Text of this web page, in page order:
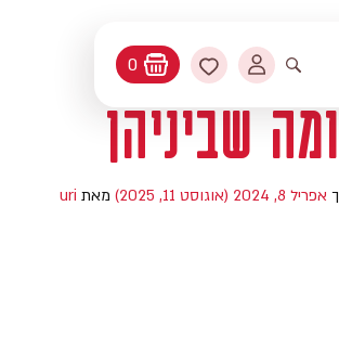
פתיחת חיפוש
החשבון שלימועדפים
עגלת קניות
0
שביניהן
אפריל 8, 2024 (אוגוסט 11, 2025) מאת uri